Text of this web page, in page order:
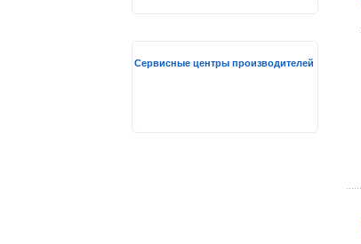
Сервисные центры производителей